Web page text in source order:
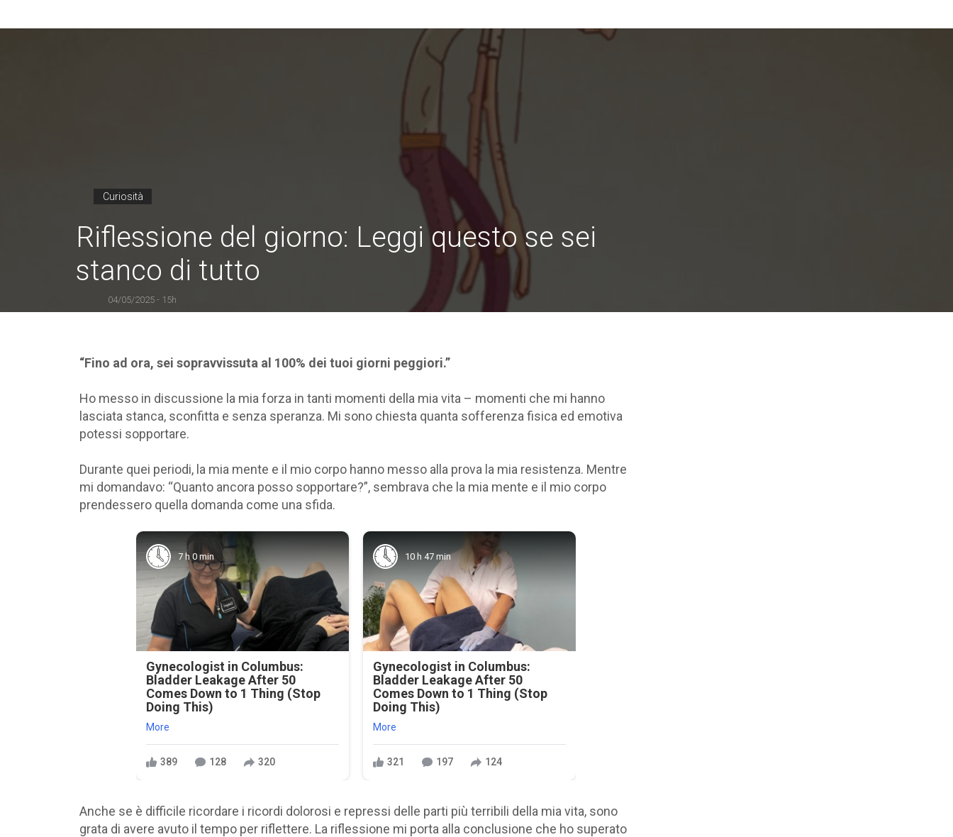
Curiosità
Riflessione del giorno: Leggi questo se sei
stanco di tutto
04/05/2025 - 15h
“Fino ad ora, sei sopravvissuta al 100% dei tuoi giorni peggiori.”
Ho messo in discussione la mia forza in tanti momenti della mia vita – momenti che mi hanno
lasciata stanca, sconfitta e senza speranza. Mi sono chiesta quanta sofferenza fisica ed emotiva
potessi sopportare.
Durante quei periodi, la mia mente e il mio corpo hanno messo alla prova la mia resistenza. Mentre
mi domandavo: “Quanto ancora posso sopportare?”, sembrava che la mia mente e il mio corpo
prendessero quella domanda come una sfida.
7 h 0 min
Gynecologist in Columbus:
Bladder Leakage After 50
Comes Down to 1 Thing (Stop
Doing This)
More
389 128 320
10 h 47 min
Gynecologist in Columbus:
Bladder Leakage After 50
Comes Down to 1 Thing (Stop
Doing This)
More
321 197 124
Anche se è difficile ricordare i ricordi dolorosi e repressi delle parti più terribili della mia vita, sono
grata di avere avuto il tempo per riflettere. La riflessione mi porta alla conclusione che ho superato